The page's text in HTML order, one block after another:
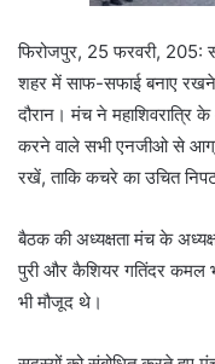
फिरोजपुर, 25 फरवरी, 205:
शहर में साफ-सफाई बनाए रखने
दौरान। मंच ने
करने वाले सभी एनजीओ से
रखें, ताकि कचरे का उचित
बैठक की अध्यक्षता मंच के
पुरी और कैशियर गतिंदर कमल
भी मौजूद थे।